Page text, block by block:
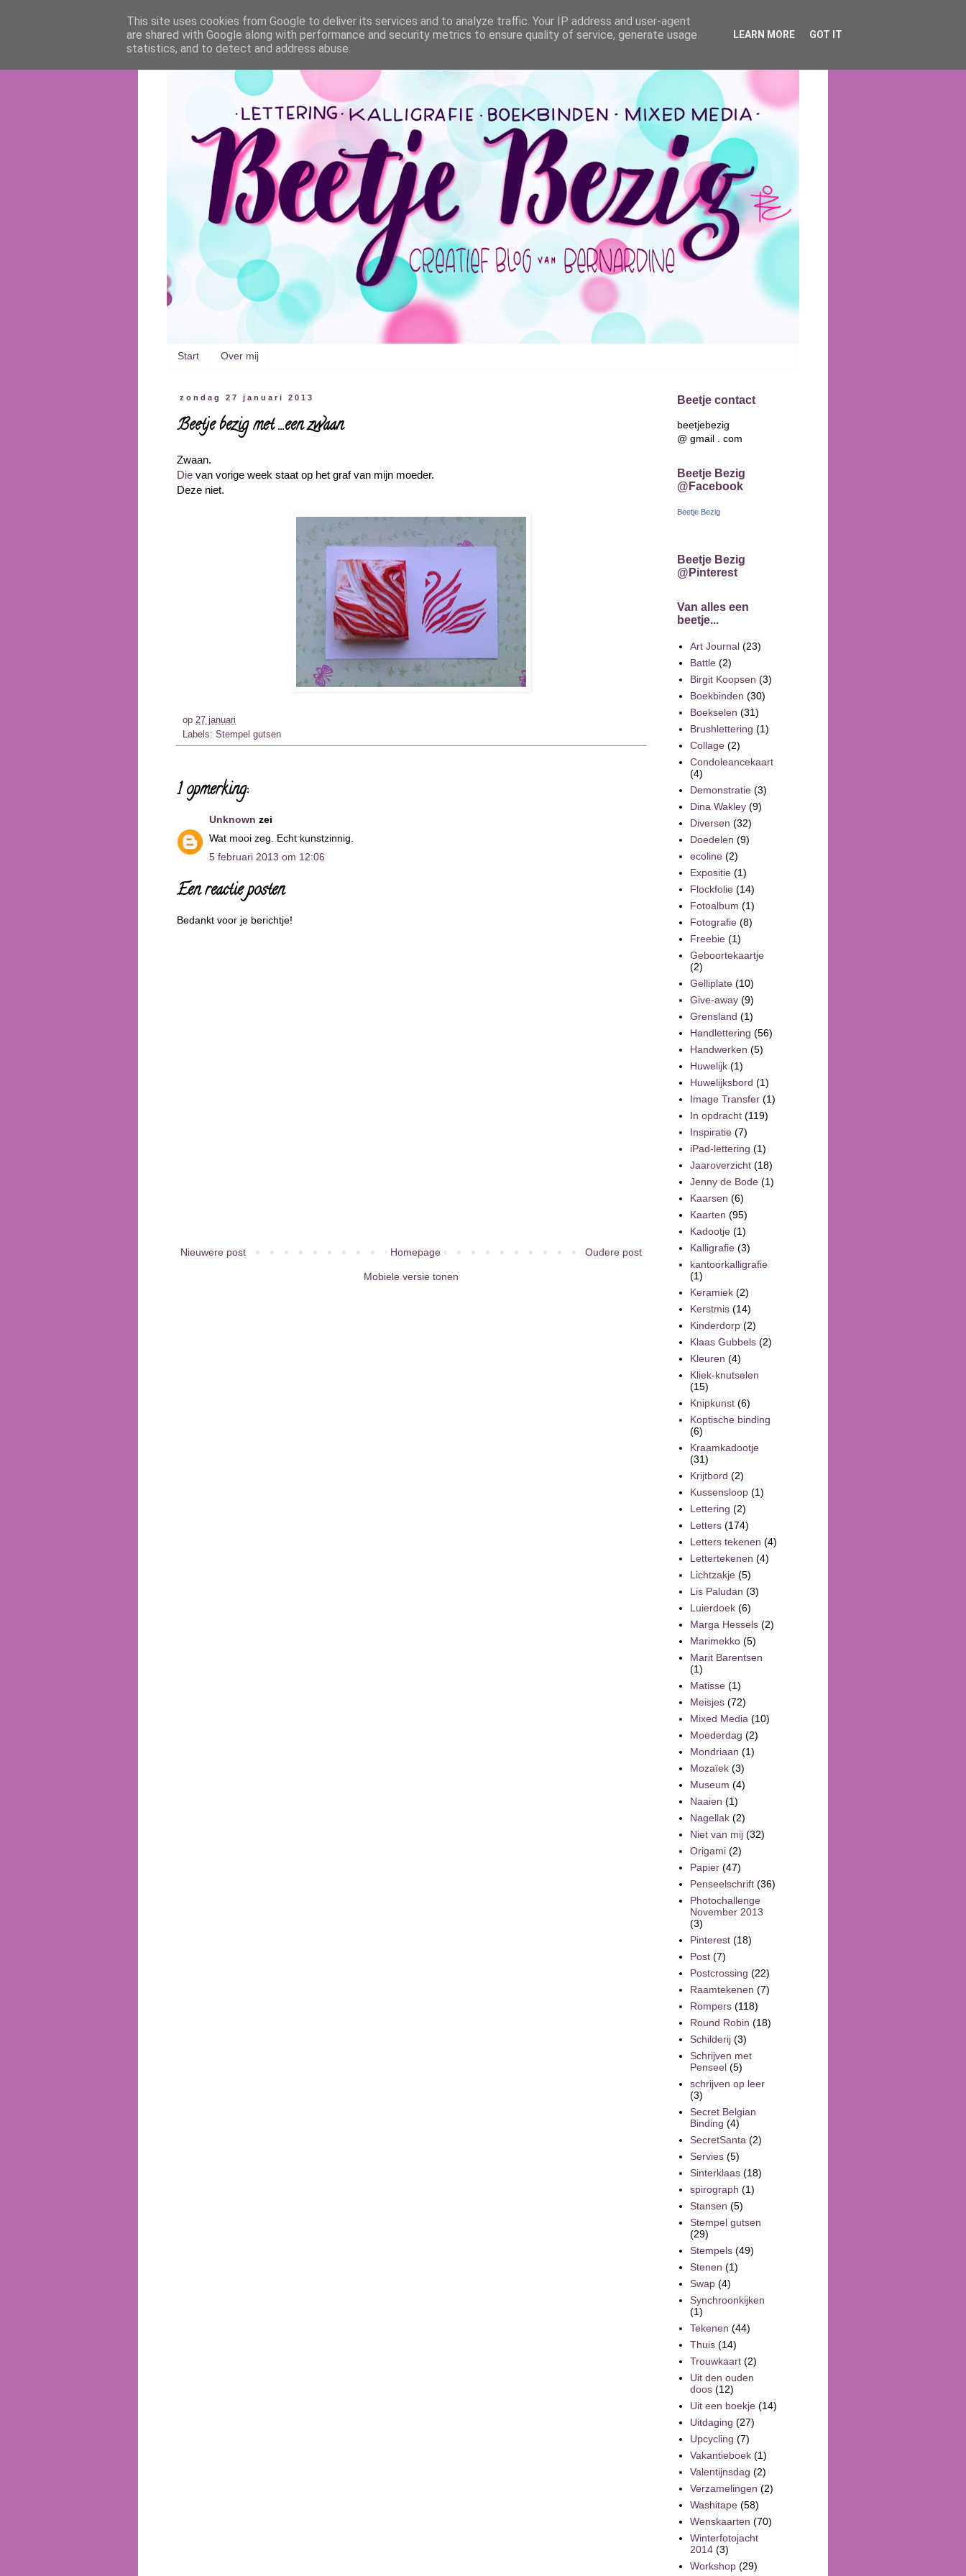
Start Over mij
zondag 27 januari 2013
Beetje bezig met ...een zwaan
Zwaan.
Die van vorige week staat op het graf van mijn moeder.
Deze niet.
op 27 januari
Labels: Stempel gutsen
1 opmerking:
Unknown zei
Wat mooi zeg. Echt kunstzinnig.
5 februari 2013 om 12:06
Een reactie posten
Bedankt voor je berichtje!
Nieuwere post Oudere post
Homepage
Mobiele versie tonen
Beetje contact
beetjebezig
@ gmail . com
Beetje Bezig
@Facebook
Beetje Bezig
Beetje Bezig
@Pinterest
Van alles een
beetje...
Art Journal (23)
Battle (2)
Birgit Koopsen (3)
Boekbinden (30)
Boekselen (31)
Brushlettering (1)
Collage (2)
Condoleancekaart
(4)
Demonstratie (3)
Dina Wakley (9)
Diversen (32)
Doedelen (9)
ecoline (2)
Expositie (1)
Flockfolie (14)
Fotoalbum (1)
Fotografie (8)
Freebie (1)
Geboortekaartje
(2)
Gelliplate (10)
Give-away (9)
Grensland (1)
Handlettering (56)
Handwerken (5)
Huwelijk (1)
Huwelijksbord (1)
Image Transfer (1)
In opdracht (119)
Inspiratie (7)
iPad-lettering (1)
Jaaroverzicht (18)
Jenny de Bode (1)
Kaarsen (6)
Kaarten (95)
Kadootje (1)
Kalligrafie (3)
kantoorkalligrafie
(1)
Keramiek (2)
Kerstmis (14)
Kinderdorp (2)
Klaas Gubbels (2)
Kleuren (4)
Kliek-knutselen
(15)
Knipkunst (6)
Koptische binding
(6)
Kraamkadootje
(31)
Krijtbord (2)
Kussensloop (1)
Lettering (2)
Letters (174)
Letters tekenen (4)
Lettertekenen (4)
Lichtzakje (5)
Lis Paludan (3)
Luierdoek (6)
Marga Hessels (2)
Marimekko (5)
Marit Barentsen
(1)
Matisse (1)
Meisjes (72)
Mixed Media (10)
Moederdag (2)
Mondriaan (1)
Mozaïek (3)
Museum (4)
Naaien (1)
Nagellak (2)
Niet van mij (32)
Origami (2)
Papier (47)
Penseelschrift (36)
Photochallenge
November 2013
(3)
Pinterest (18)
Post (7)
Postcrossing (22)
Raamtekenen (7)
Rompers (118)
Round Robin (18)
Schilderij (3)
Schrijven met
Penseel (5)
schrijven op leer
(3)
Secret Belgian
Binding (4)
SecretSanta (2)
Servies (5)
Sinterklaas (18)
spirograph (1)
Stansen (5)
Stempel gutsen
(29)
Stempels (49)
Stenen (1)
Swap (4)
Synchroonkijken
(1)
Tekenen (44)
Thuis (14)
Trouwkaart (2)
Uit den ouden
doos (12)
Uit een boekje (14)
Uitdaging (27)
Upcycling (7)
Vakantieboek (1)
Valentijnsdag (2)
Verzamelingen (2)
Washitape (58)
Wenskaarten (70)
Winterfotojacht
2014 (3)
Workshop (29)
This site uses cookies from Google to deliver its services and to analyze traffic. Your IP address and user-agent
are shared with Google along with performance and security metrics to ensure quality of service, generate usage
statistics, and to detect and address abuse.
LEARN MORE GOT IT